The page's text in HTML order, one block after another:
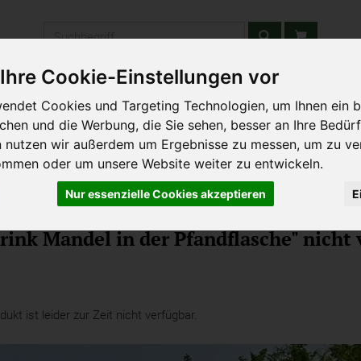
Cookie-Einstellungen vor
Cookies und Targeting Technologien, um Ihnen ein
und die Werbung, die Sie sehen, besser an Ihre
nutzen wir außerdem um Ergebnisse zu messen, um zu
oder um unsere Website weiter zu entwickeln.
Nur essenzielle Cookies akzeptieren
& Schulen Liefergebiet Wochenmarkt Unsere
Mandel in der Pfandflasche" nicht
ist leider zur Zeit nicht verfügbar.